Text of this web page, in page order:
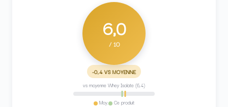
6,0
/ 10
-0,4 VS MOYENNE
vs moyenne Whey Isolate (6,4)
Moy. Ce produit